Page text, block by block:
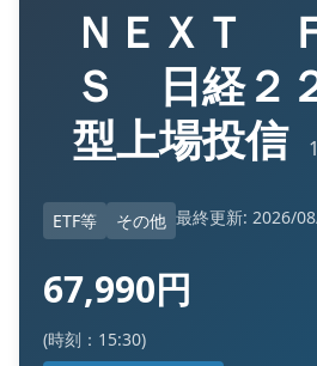
ＮＥＸＴ
Ｓ 日経２
型上場投信
ETF等 その他 最終更新: 2026/
67,990円
(時刻：15:30)